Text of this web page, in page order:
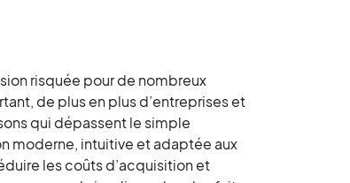
risquée pour de nombreux
de plus en plus d’entreprises et
qui dépassent le simple
moderne, intuitive et adaptée aux
les coûts d’acquisition et